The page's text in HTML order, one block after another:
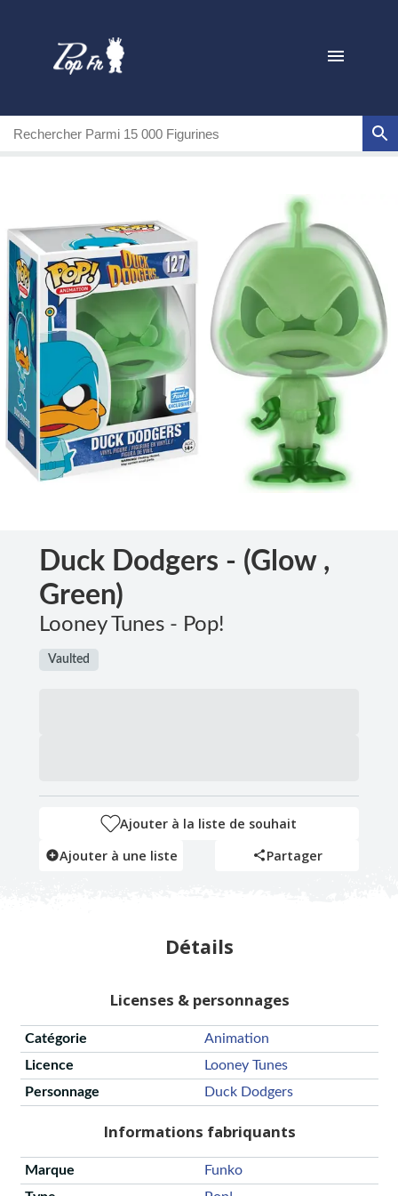
Duck Dodgers - (Glow ,
Green)
Looney Tunes - Pop!
Vaulted
Ajouter à la liste de souhait
Ajouter à une liste
Partager
Détails
Licenses & personnages
Catégorie
Animation
Licence
Looney Tunes
Personnage
Duck Dodgers
Informations fabriquants
Marque
Funko